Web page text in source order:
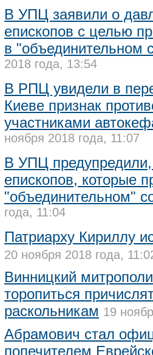
В УПЦ заявили о
епископов с целью
в "объединительном
2018 года, 13:54
В РПЦ увидели в
Киеве признак
участниками
ноября 2018 года, 11:07
В УПЦ предупредили,
епископов, которые
"объединительном"
года, 11:04
Патриарху Кириллу
20 ноября 2018 года,
Винницкий
торопиться
раскольникам 19
Абрамович стал
попечителем